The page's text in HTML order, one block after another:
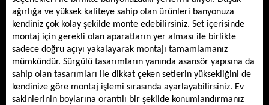
ağırlığa ve yüksek kaliteye sahip olan ürünleri banyonuza
kendiniz çok kolay şekilde monte edebilirsiniz. Set içerisinde
montaj için gerekli olan aparatların yer alması ile birlikte
sadece doğru açıyı yakalayarak montajı tamamlamanız
mümkündür. Sürgülü tasarımların yanında asansör yapısına da
sahip olan tasarımları ile dikkat çeken setlerin yüksekliğini de
kendinize göre montaj işlemi sırasında ayarlayabilirsiniz. Ev
sakinlerinin boylarına orantılı bir şekilde konumlandırmanız